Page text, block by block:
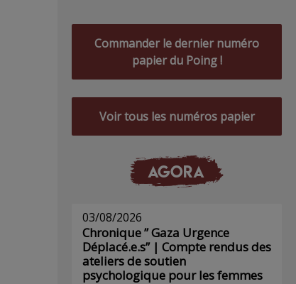
Commander le dernier numéro
papier du Poing !
Voir tous les numéros papier
AGORA
03/08/2026
Chronique ” Gaza Urgence
Déplacé.e.s” | Compte rendus des
ateliers de soutien
psychologique pour les femmes